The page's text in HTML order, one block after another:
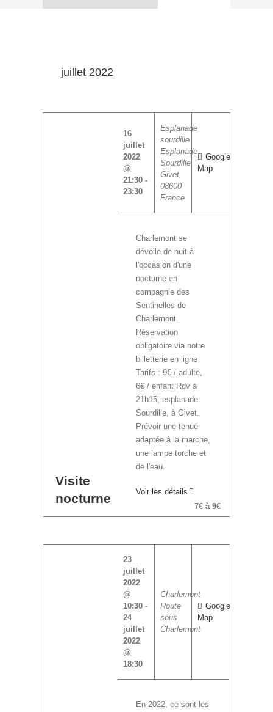
juillet 2022
7€ à 9€
Visite
nocturne
16
juillet
2022
@
21:30-
23:30
Esplanade
sourdille
Esplanade
Sourdille
Givet,
08600
France
Google
Map
Charlemont se
dévoile de nuit à
l'occasion d'une
nocturne en
compagnie des
Sentinelles de
Charlemont.
Réservation
obligatoire via notre
billetterie en ligne
Tarifs : 9€ / adulte,
6€ / enfant Rdv à
21h15, esplanade
Sourdille, à Givet.
Prévoir une tenue
adaptée à la marche,
une lampe torche et
de l'eau.
Voir les détails
23
juillet
2022
@
10:30-
24
juillet
2022
@
18:30
Charlemont
Route
sous
Charlemont
Google
Map
En 2022, ce sont les